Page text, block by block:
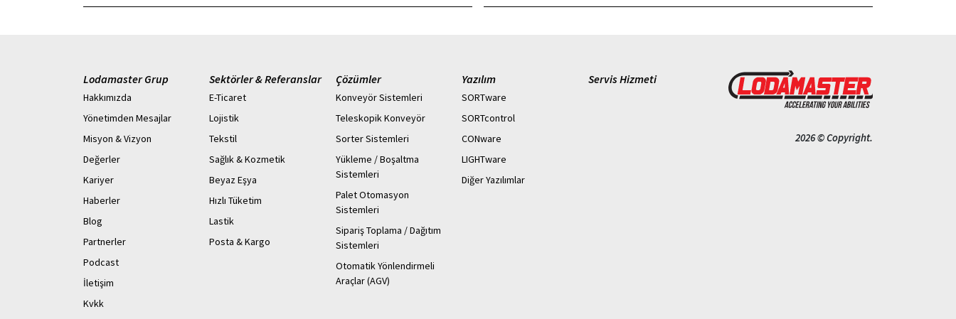
Lodamaster Grup
Hakkımızda
Yönetimden Mesajlar
Misyon & Vizyon
Değerler
Kariyer
Haberler
Blog
Partnerler
Podcast
İletişim
Kvkk
Sektörler & Referanslar
E-Ticaret
Lojistik
Tekstil
Sağlık & Kozmetik
Beyaz Eşya
Hızlı Tüketim
Lastik
Posta & Kargo
Çözümler
Konveyör Sistemleri
Teleskopik Konveyör
Sorter Sistemleri
Yükleme / Boşaltma
Sistemleri
Palet Otomasyon
Sistemleri
Sipariş Toplama / Dağıtım
Sistemleri
Otomatik Yönlendirmeli
Araçlar (AGV)
Yazılım
SORTware
SORTcontrol
CONware
LIGHTware
Diğer Yazılımlar
Servis Hizmeti
2026 © Copyright.